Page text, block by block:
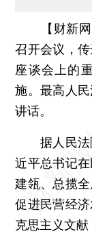
【财新网
召开会议，
座谈会上的
施。最高人
讲话。
据人民法
近平总书记
建瓴、总揽
促进民营经
克思主义文献